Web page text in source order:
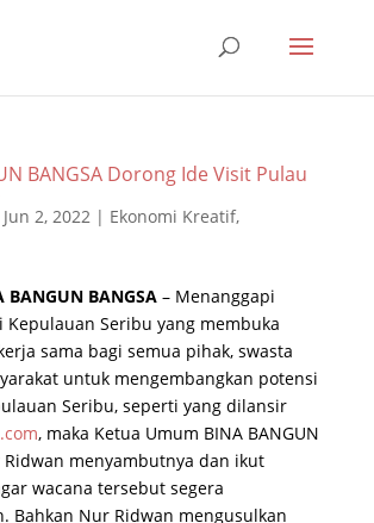
BANGSA Dorong Ide Visit Pulau
Jun 2, 2022| Ekonomi Kreatif,
BANGUN BANGSA– Menanggapi
Kepulauan Seribu yang membuka
sama bagi semua pihak, swasta
untuk mengembangkan potensi
Seribu, seperti yang dilansir
, maka Ketua Umum BINA BANGUN
Ridwan menyambutnya dan ikut
wacana tersebut segera
Bahkan Nur Ridwan mengusulkan